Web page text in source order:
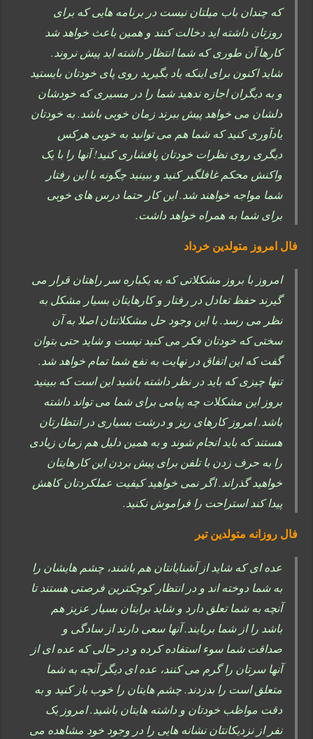
که چندان باب میلتان نیست در برنامه هایی که برای
روزتان داشته اید دخالت کنند و همین باعث خواهد شد
کارها آن طوری که شما انتظار داشته اید پیش نروند.
شاید اکنون برای اینکه یاد بگیرید روی پای خودتان بایستید
و به دیگران اجازه ندهید شما را در مسیری که خودشان
دلشان می خواهد پیش ببرند زمان خوبی باشد. به خودتان
یادآوری کنید که شما هم می توانید به خوبی هرکس
دیگری روی نظرات خودتان پافشاری کنید! آنها را با یک
واکنش محکم غافلگیر کنید و ببینید چگونه با این رفتار
شما مواجه خواهند شد. این کار حتما درس های خوبی
برای شما به همراه خواهد داشت.
فال امروز متولدین خرداد
امروز با بروز مشکلاتی که به یکباره سر راهتان قرار می
گیرند حفظ تعادل در رفتار و کارهایتان بسیار مشکل به
نظر می رسد. با این وجود حل مشکلاتتان اصلا به آن
سختی که خودتان فکر می کنید نیست و شاید حتی بتوان
گفت که این اتفاق در نهایت به نفع شما تمام خواهد شد.
تنها چیزی که باید در نظر داشته باشید این است که ببینید
بروز این مشکلات چه پیامی برای شما می تواند داشته
باشد. امروز کارهای ریز و درشت بسیاری در انتظارتان
هستند که باید انجام شوند و به همین دلیل هم زمان زیادی
را به حرف زدن با تلفن برای پیش بردن این کارهایتان
خواهید گذراند. اگر نمی خواهید کیفیت عملکردتان کاهش
پیدا کند استراحت را فراموش نکنید.
فال روزانه متولدین تیر
عده ای که شاید از آشنایانتان هم باشند، چشم هایشان را
به شما دوخته اند و در انتظار کوچکترین فرصتی هستند تا
آنچه به شما تعلق دارد و شاید برایتان بسیار عزیز هم
باشد را از شما بربایند. آنها سعی دارند از سادگی و
صداقت شما سوء استفاده کرده و در حالی که عده ای از
آنها سرتان را گرم می کنند، عده ای دیگر آنچه به شما
متعلق است را بدزدند. چشم هایتان را خوب باز کنید و به
دقت مواظب خودتان و داشته هایتان باشید. امروز یک
نفر از نزدیکانتان نشانه هایی را در وجود خود مشاهده می